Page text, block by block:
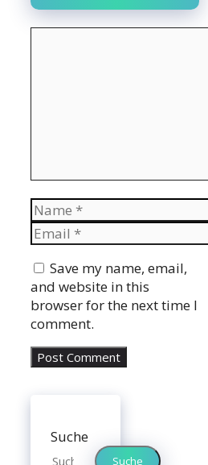
Name
Email
Save my name, email,
and website in this
browser for the next time I
comment.
Suche
Suche